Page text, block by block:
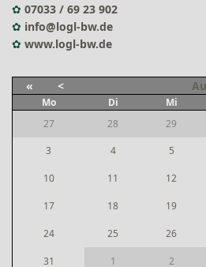
✿ 07033 / 69 23 902
✿ info@logl-bw.de
✿ www.logl-bw.de
« <
Mo Di Mi
27
28 29
3
4 5
10 11 12
17 18 19
24 25 26
31 1 2